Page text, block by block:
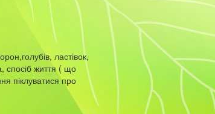
ластівок,
спосіб життя ( що
піклуватися про